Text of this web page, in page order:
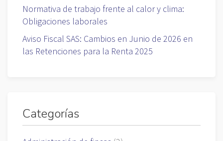
Normativa de trabajo frente al calor y clima:
Obligaciones laborales
Aviso Fiscal SAS: Cambios en Junio de 2026 en
las Retenciones para la Renta 2025
Categorías